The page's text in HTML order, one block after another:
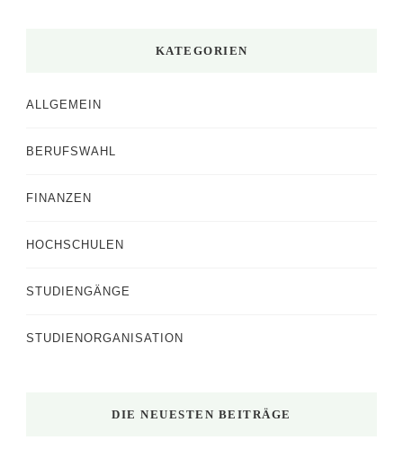
KATEGORIEN
ALLGEMEIN
BERUFSWAHL
FINANZEN
HOCHSCHULEN
STUDIENGÄNGE
STUDIENORGANISATION
DIE NEUESTEN BEITRÄGE